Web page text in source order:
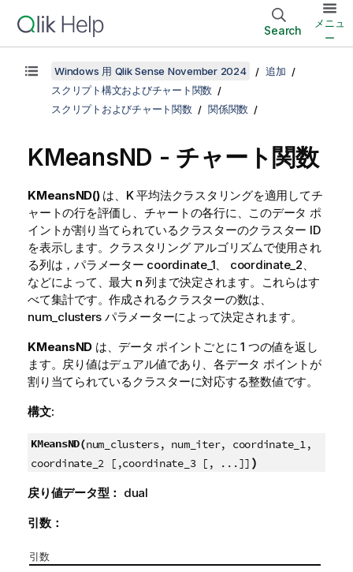
Search
メニュ
ー
Windows 用 Qlik Sense November 2024
追加
スクリプト構文およびチャート関数
スクリプトおよびチャート関数
関係関数
KMeansND - チャート関数
KMeansND()は、K 平均法クラスタリングを適用してチ
ャートの行を評価し、チャートの各行に、このデータ ポ
イントが割り当てられているクラスターのクラスター ID
を表示します。クラスタリング アルゴリズムで使用され
る列は，パラメーター coordinate_1、 coordinate_2、
などによって、最大 n 列まで決定されます。これらはす
べて集計です。作成されるクラスターの数は、
num_clusters パラメーターによって決定されます。
KMeansND は、データ ポイントごとに 1 つの値を返し
ます。戻り値はデュアル値であり、各データ ポイントが
割り当てられているクラスターに対応する整数値です。
構文:
KMeansND(num_clusters, num_iter, coordinate_1,
coordinate_2 [,coordinate_3 [, ...]] )
戻り値データ型： dual
引数：
引数